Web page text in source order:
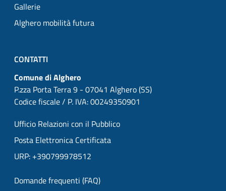
Gallerie
Alghero mobilità futura
CONTATTI
Comune di Alghero
P.zza Porta Terra 9 - 07041 Alghero (SS)
Codice fiscale / P. IVA: 00249350901
Ufficio Relazioni con il Pubblico
Posta Elettronica Certificata
URP: +390799978512
Domande frequenti (FAQ)